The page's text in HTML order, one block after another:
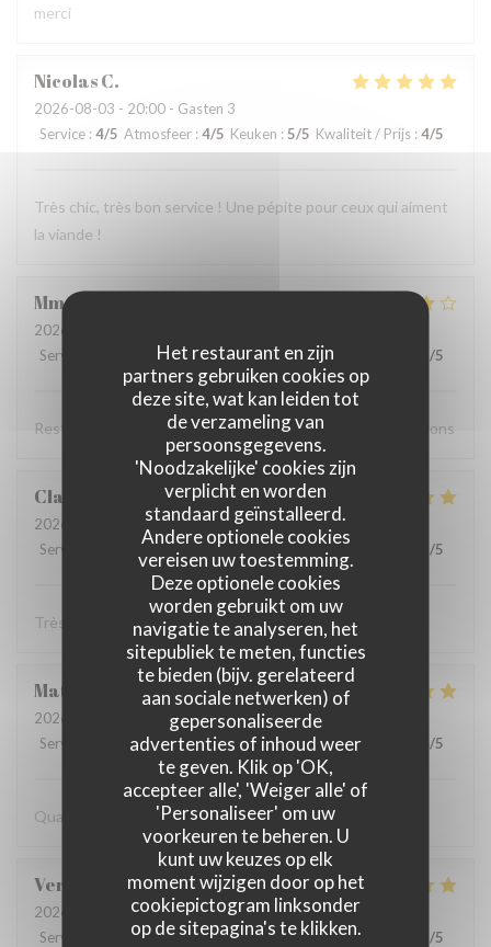
Het restaurant en zijn
partners gebruiken cookies op
deze site, wat kan leiden tot
de verzameling van
persoonsgegevens.
'Noodzakelijke' cookies zijn
verplicht en worden
standaard geïnstalleerd.
Andere optionele cookies
vereisen uw toestemming.
Deze optionele cookies
worden gebruikt om uw
navigatie te analyseren, het
sitepubliek te meten, functies
te bieden (bijv. gerelateerd
aan sociale netwerken) of
gepersonaliseerde
advertenties of inhoud weer
te geven. Klik op 'OK,
accepteer alle', 'Weiger alle' of
'Personaliseer' om uw
voorkeuren te beheren. U
kunt uw keuzes op elk
moment wijzigen door op het
cookiepictogram linksonder
op de sitepagina's te klikken.
merci
NicolasC
2026-08-03 - 20:00 - Gasten 3
Service : 4/5 Atmosfeer : 4/5 Keuken : 5/5 Kwaliteit / Prijs :4/5
Très chic, très bon service ! Une pépite pour ceux qui aiment
la viande !
Mme
2026-08-01
Service
Atmosfeer :4/5 Keuken: 5/5 Kwaliteit / Prijs /5
Resto super bon,accueil agréable, choix. Nous recommandons
Claude
2026-07-30
- 19:15 - Gasten 2
Service
Atmosfeer : 5/5 Keuken: 5/5 Kwaliteit / Prijs /5
Très très bon, rien à signaler je reviendrai…
Matteo
2026-07-29
- 20:00 - Gasten 2
Service
Atmosfeer:5/5 Keuken:5/5 Kwaliteit / Prijs /5
Quando sono in trasferta, in Casa Ferrero, è una certezza.
Veronique H
2026-07-28
- 12:00 - Gasten 7
Service
Atmosfeer:5/5 Keuken : 5/5 Kwaliteit / Prijs /5